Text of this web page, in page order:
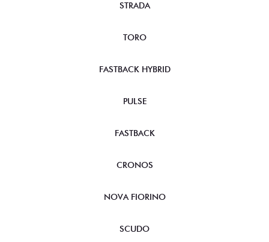
STRADA
TORO
FASTBACK HYBRID
PULSE
FASTBACK
CRONOS
NOVA FIORINO
SCUDO